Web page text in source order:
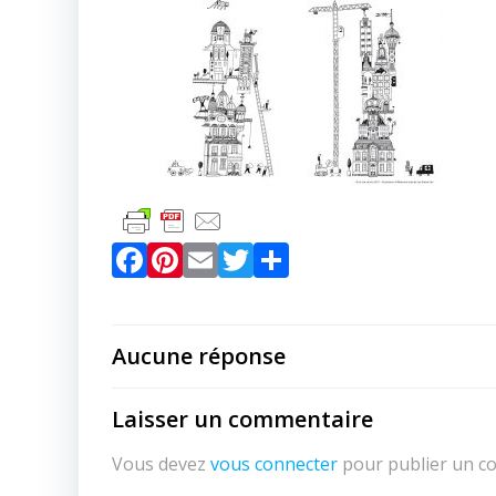
Facebook
Pinterest
EmailTwitter
Aucune réponse
Laisser un commentaire
Vous devez vous connecter pour publier un